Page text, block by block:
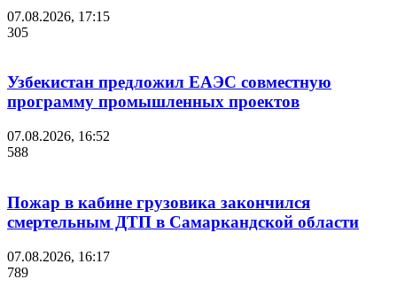
07.08.2026, 17:15
305
Узбекистан предложил ЕАЭС совместную
программу промышленных проектов
07.08.2026, 16:52
588
Пожар в кабине грузовика закончился
смертельным ДТП в Самаркандской области
07.08.2026, 16:17
789